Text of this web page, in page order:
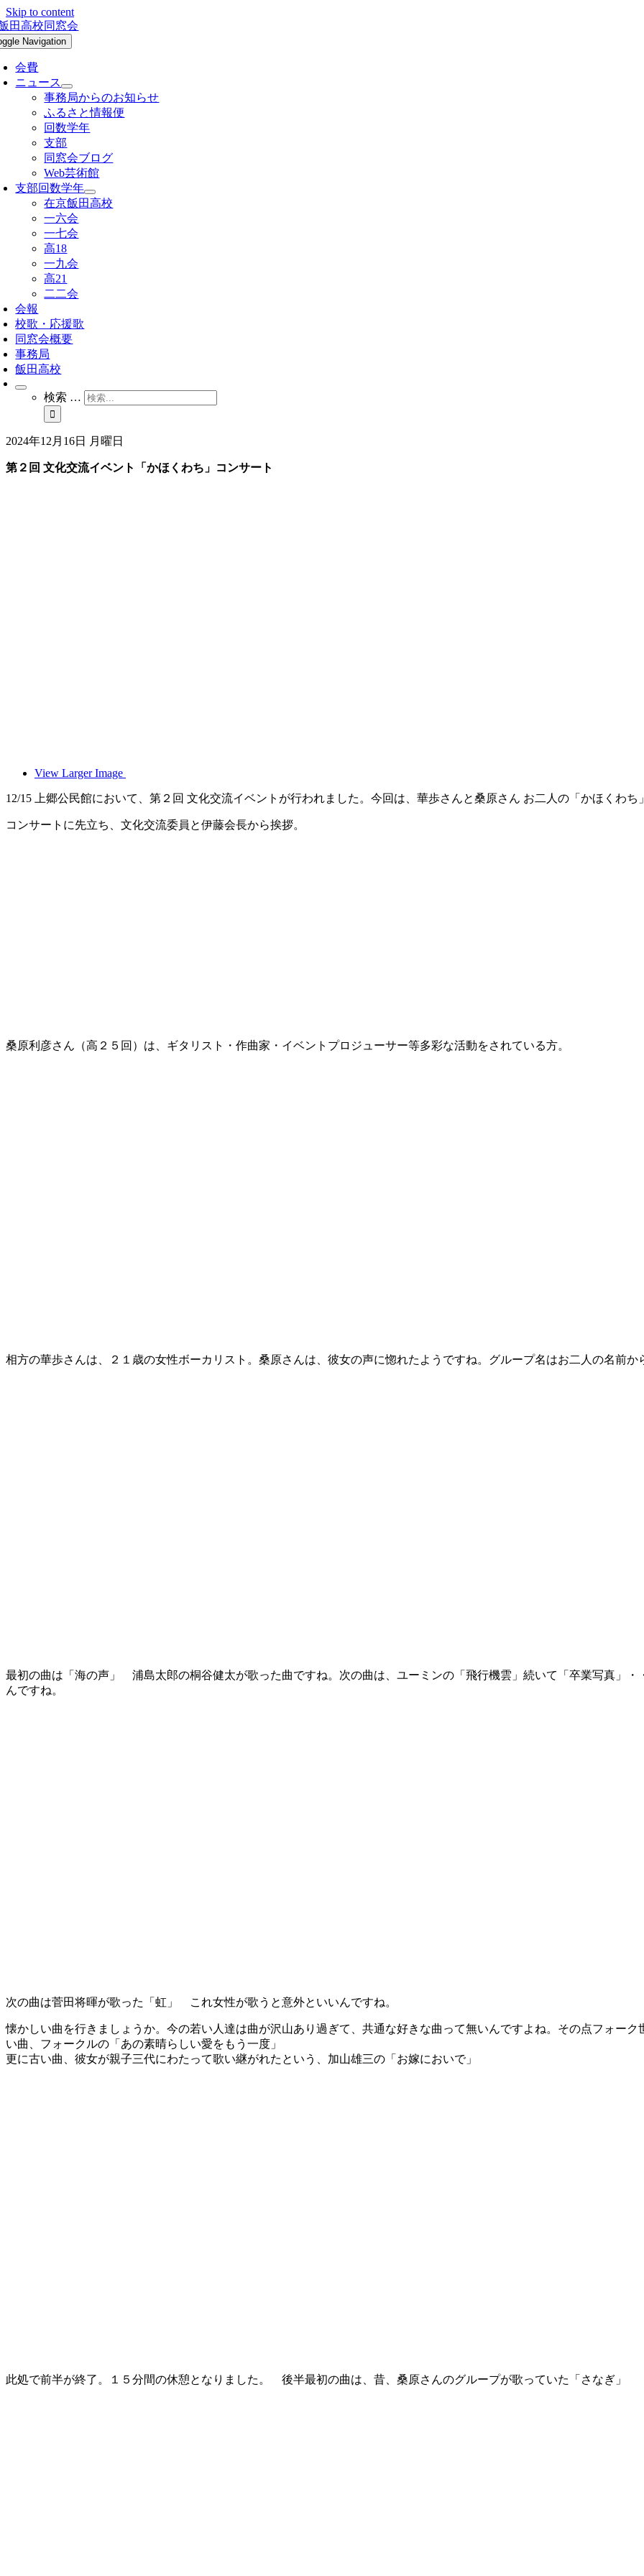
Skip to content
Navigation
会費
ニュース
事務局からのお知らせ
ふるさと情報便
回数学年
支部
同窓会ブログ
Web芸術館
支部回数学年
在京飯田高校
一六会
一七会
高18
一九会
高21
二二会
会報
校歌・応援歌
同窓会概要
事務局
飯田高校
検索 …
2024年12月16日 月曜日
第２回 文化交流イベント「かほくわち」コンサート
View Larger Image
12/15 上郷公民館において、第２回 文化交流イベントが行われました。今回は、華歩さんと桑原さん お二人の「かほくわち
コンサートに先立ち、文化交流委員と伊藤会長から挨拶。
桑原利彦さん（高２５回）は、ギタリスト・作曲家・イベントプロジューサー等多彩な活動をされている方。
相方の華歩さんは、２１歳の女性ボーカリスト。桑原さんは、彼女の声に惚れたようですね。グループ名はお二人の名前か
最初の曲は「海の声」 浦島太郎の桐谷健太が歌った曲ですね。次の曲は、ユーミンの「飛行機雲」続いて「卒業写真」
んですね。
次の曲は菅田将暉が歌った「虹」 これ女性が歌うと意外といいんですね。
懐かしい曲を行きましょうか。今の若い人達は曲が沢山あり過ぎて、共通な好きな曲って無いんですよね。その点フォー
い曲、フォークルの「あの素晴らしい愛をもう一度」
更に古い曲、彼女が親子三代にわたって歌い継がれたという、加山雄三の「お嫁においで」
此処で前半が終了。１５分間の休憩となりました。 後半最初の曲は、昔、桑原さんのグループが歌っていた「さなぎ」